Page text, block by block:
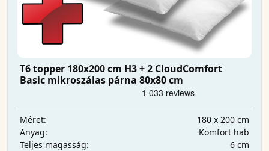
T6 topper 180x200 cm H3 + 2 CloudComfort
Basic mikroszálas párna 80x80 cm
Méret:
180 x 200 cm
Anyag:
Komfort hab
Teljes magasság:
6 cm